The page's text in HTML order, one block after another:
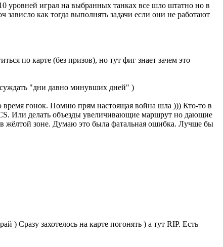
уровней играл на выбранных танках все шло штатно но в
как тогда выполнять задачи если они не работают
по карте (без призов), но тут фиг знает зачем это
"дни давно минувших дней" )
время гонок. Помню прям настоящая война шла ))) Кто-то в
Или делать объезды увеличивающие маршрут но дающие
жёлтой зоне. Думаю это была фатальная ошибка. Лучше бы
) Сразу захотелось на карте погонять ) а тут RIP. Есть